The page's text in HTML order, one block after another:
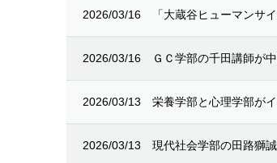
2026/03/16 「大蔵谷ヒューマンサ
2026/03/16 ＧＣ学部の千田講師が
2026/03/13 栄養学部と心理学部が
2026/03/13 現代社会学部の田路獅